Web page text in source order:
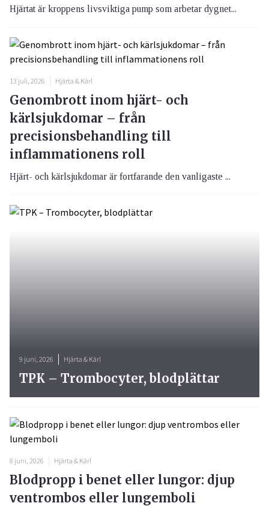
Hjärtat är kroppens livsviktiga pump som arbetar dygnet...
13 juli, 2026 Hjärta & Kärl
Genombrott inom hjärt- och
kärlsjukdomar – från
precisionsbehandling till
inflammationens roll
Hjärt- och kärlsjukdomar är fortfarande den vanligaste ...
9 juni, 2026 Hjärta & Kärl
TPK – Trombocyter, blodplättar
8 juni, 2026 Hjärta & Kärl
Blodpropp i benet eller lungor: djup
ventrombos eller lungemboli